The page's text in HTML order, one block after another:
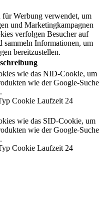
Werbung verwendet, um
und Marketingkampagnen
verfolgen Besucher auf
sammeln Informationen, um
bereitzustellen.
wie das NID-Cookie, um
wie der Google-Suche
Cookie Laufzeit 24
wie das SID-Cookie, um
wie der Google-Suche
Cookie Laufzeit 24